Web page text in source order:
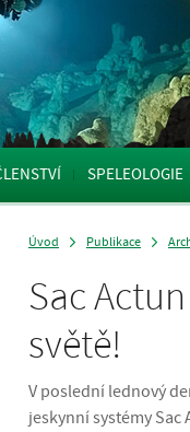
SPELEOLOGIE
Úvod Publikace
Sac
světě!
V poslední lednový
jeskynní systémy